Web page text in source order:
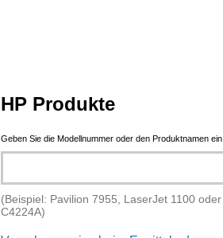
HP Produkte
Geben Sie die Modellnummer oder den Produktnamen ein
(Beispiel: Pavilion 7955, LaserJet 1100 oder
C4224A)